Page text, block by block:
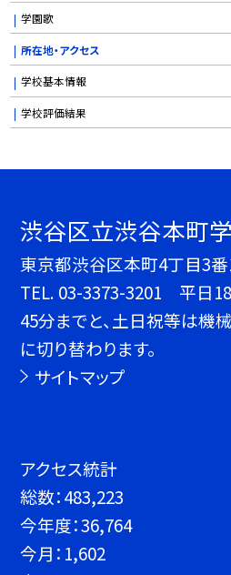
学園歌
所在地・アクセス
学校基本情報
学校評価結果
渋谷区立渋谷本町
東京都渋谷区本町4丁目3
TEL. 03-3373-3201 平日
45分までと、土日祝等は機
に切り替わります。
サイトマップ
アクセス統計
総数：483,223
今年度：36,764
今月： 1,602